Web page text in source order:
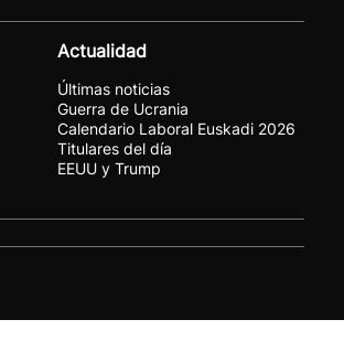
Actualidad
Últimas noticias
Guerra de Ucrania
Calendario Laboral Euskadi 2026
Titulares del día
EEUU y Trump